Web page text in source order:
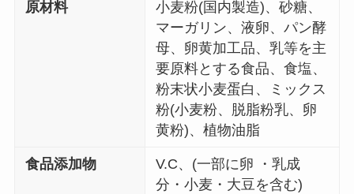
原材料
小麦粉(国内製造)、砂糖、
マーガリン、液卵、パン酵
母、卵黄加工品、乳等を主
要原料とする食品、食塩、
粉末状小麦蛋白、ミックス
粉(小麦粉、脱脂粉乳、卵
黄粉)、植物油脂
食品添加物
V.C、(一部に卵 ・乳成
分・小麦・大豆を含む)